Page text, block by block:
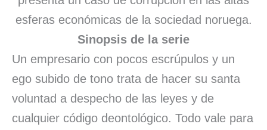
esferas económicas de la sociedad noruega.
Sinopsis de la serie
Un empresario con pocos escrúpulos y un
ego subido de tono trata de hacer su santa
voluntad a despecho de las leyes y de
cualquier código deontológico. Todo vale para